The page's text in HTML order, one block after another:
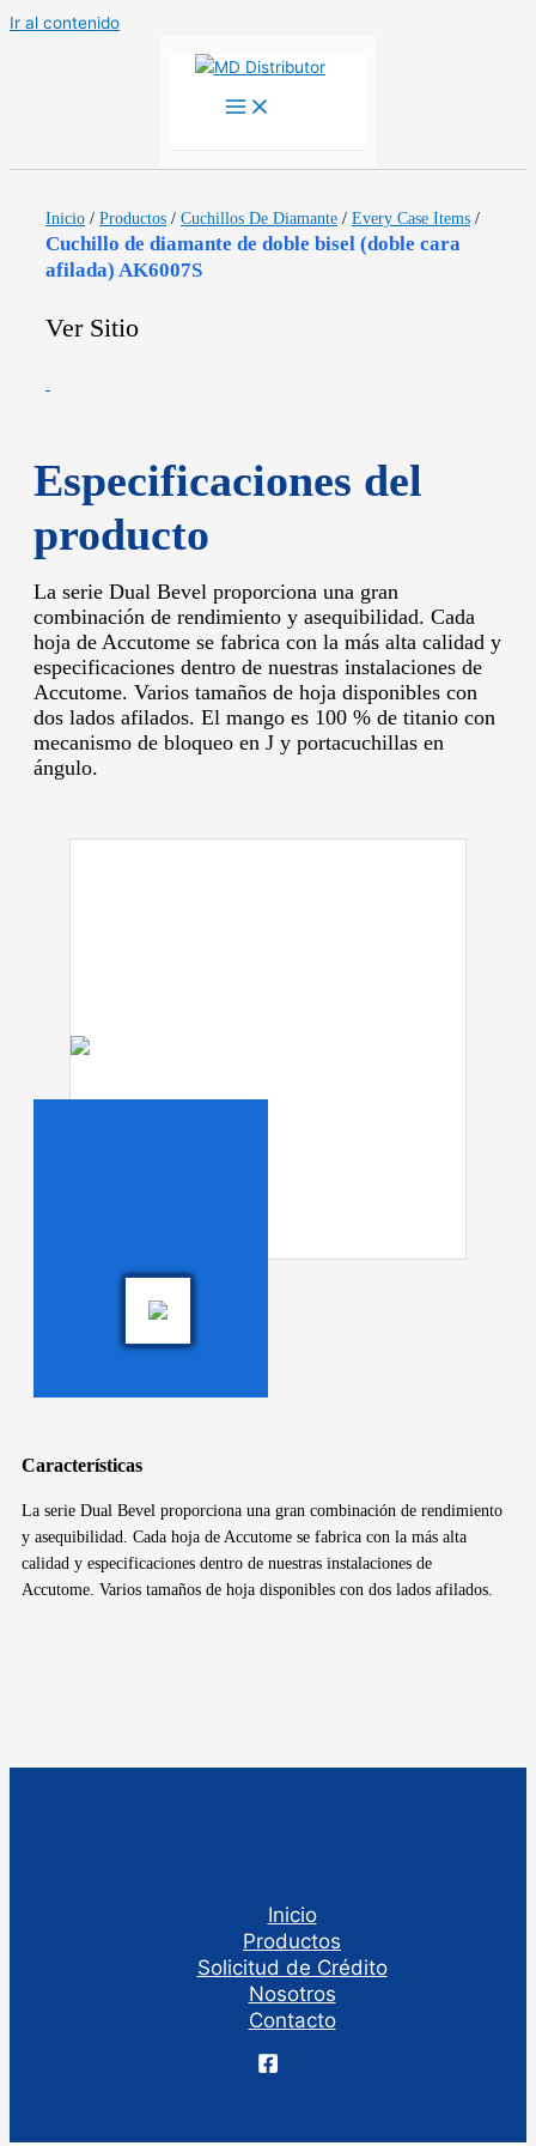
Ir al contenido
Inicio / Productos / Cuchillos De Diamante / Every Case Items /
Cuchillo de diamante de doble bisel (doble cara
afilada) AK6007S
Ver Sitio
Especificaciones del
producto
La serie Dual Bevel proporciona una gran
combinación de rendimiento y asequibilidad. Cada
hoja de Accutome se fabrica con la más alta calidad y
especificaciones dentro de nuestras instalaciones de
Accutome. Varios tamaños de hoja disponibles con
dos lados afilados. El mango es 100 % de titanio con
mecanismo de bloqueo en J y portacuchillas en
ángulo.
Características
La serie Dual Bevel proporciona una gran combinación de rendimiento
y asequibilidad. Cada hoja de Accutome se fabrica con la más alta
calidad y especificaciones dentro de nuestras instalaciones de
Accutome. Varios tamaños de hoja disponibles con dos lados afilados.
Inicio
Productos
Solicitud de Crédito
Nosotros
Contacto